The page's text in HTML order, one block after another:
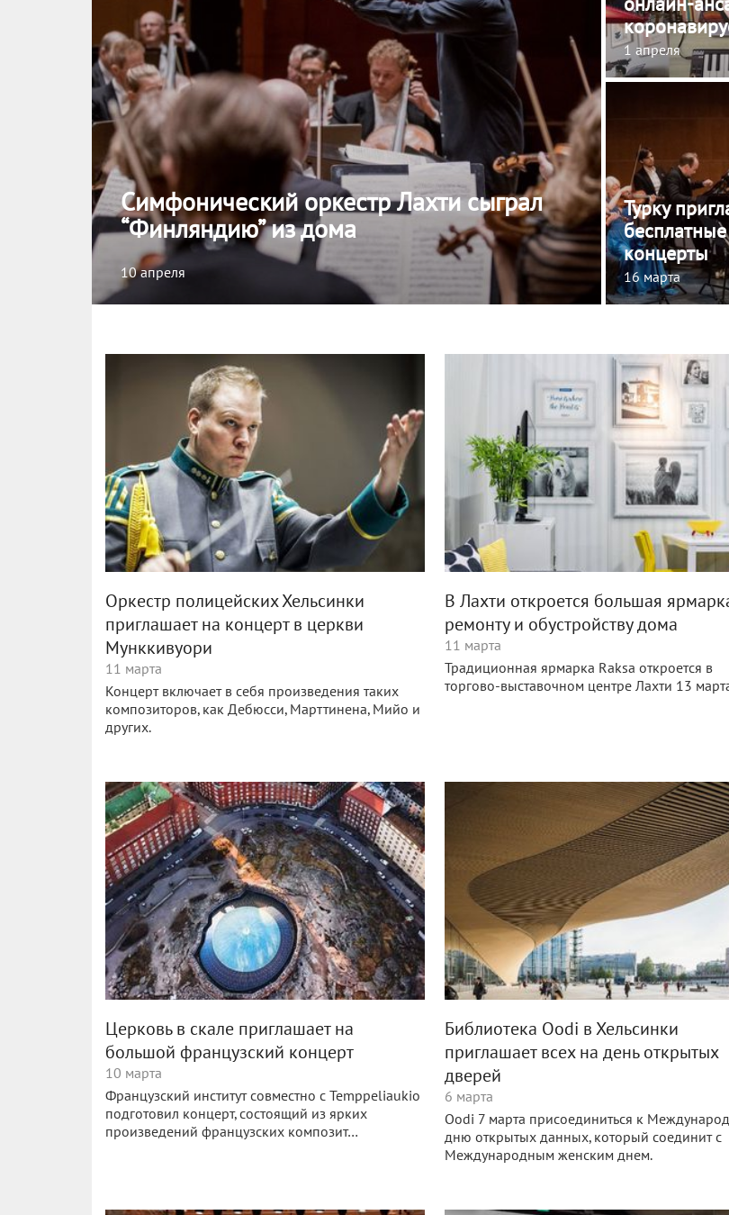
Симфонический оркестр Лахти сыграл
“Финляндию” из дома
10 апреля
1 апреля
Турку
концерты
16 марта
Оркестр полицейских Хельсинки
приглашает на концерт в церкви
Мунккивуори
11 марта
Концерт включает в себя произведения таких
композиторов, как Дебюсси, Марттинена, Мийо и
других.
В Лахти откроется большая
ремонту и обустройству дома
11 марта
Традиционная ярмарка Raksa откроется в
торгово-выставочном центре Лахти 13
Церковь в скале приглашает на
большой французский концерт
10 марта
Французский институт совместно с Temppeliaukio
подготовил концерт, состоящий из ярких
произведений французских композит…
Библиотека Oodi в Хельсинки
приглашает всех на день открытых
дверей
6 марта
Oodi 7 марта присоединиться к
дню открытых данных, который соединит с
Международным женским днем.